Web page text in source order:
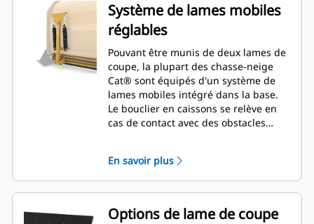
Système de lames mobiles
réglables
Pouvant être munis de deux lames de
coupe, la plupart des chasse-neige
Cat® sont équipés d'un système de
lames mobiles intégré dans la base.
Le bouclier en caissons se relève en
cas de contact avec des obstacles
neige et de la machine. L'option de
lame de coupe en caoutchouc non
mobile est disponible dans les tailles
suivantes : 2,6 m (8 ft), 3,2 m (10 ft) et
3,8 m (12 ft), pour tous les modèles
En savoir plus
Options de lame de coupe